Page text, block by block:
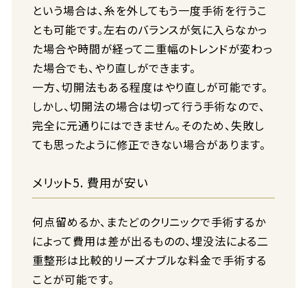
という場合は、糸を外してもう一度手術を行うこ
とも可能です。左右のバランスが気に入らなかっ
た場合や時間が経って二重幅のトレンドが変わっ
た場合でも、やり直しができます。
一方、切開法もある程度はやり直しが可能です。
しかし、切開法の場合は切って行う手術なので、
完全に元通りにはできません。そのため、失敗し
ても思ったように修正できない場合があります。
メリット5. 費用が安い
何点留めるか、またどのクリニックで手術するか
によって費用は差が出るものの、埋没法による二
重整形は比較的リーズナブルな料金で手術する
ことが可能です。